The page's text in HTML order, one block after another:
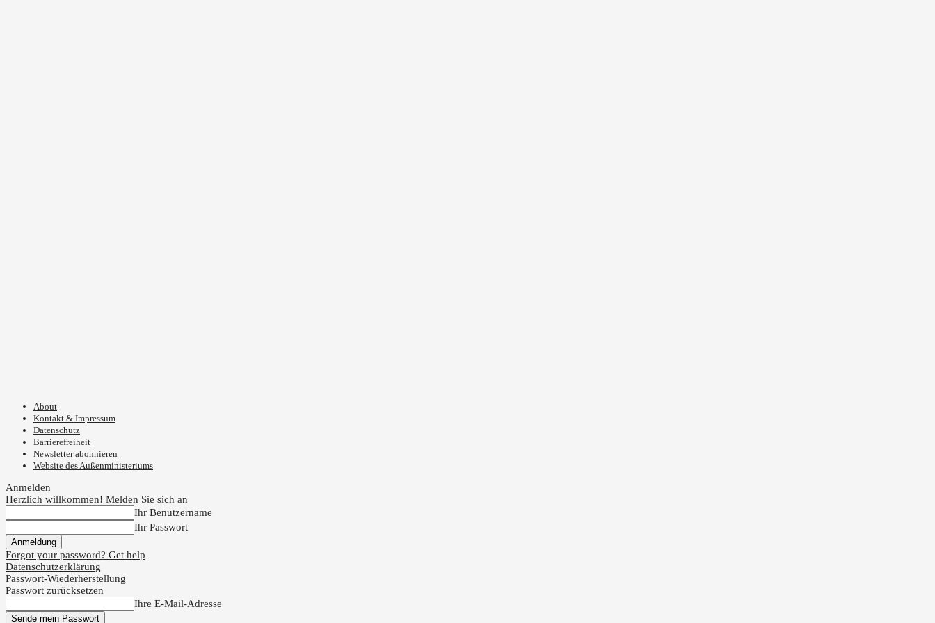
About
Kontakt & Impressum
Datenschutz
Barrierefreiheit
Newsletter abonnieren
Website des Außenministeriums
Anmelden
Herzlich willkommen! Melden Sie sich an
Ihr Benutzername
Ihr Passwort
Forgot your password? Get help
Datenschutzerklärung
Passwort-Wiederherstellung
Passwort zurücksetzen
Ihre E-Mail-Adresse